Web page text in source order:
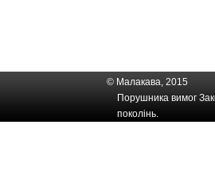
© Малакава, 2015
Порушника вимог
поколінь.